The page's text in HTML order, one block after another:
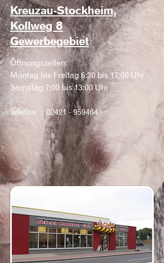
Kreuzau-Stockheim,
Kollweg 8
Gewerbegebiet
Öffnungszeiten:
Montag bis Freitag 6:30 bis 17:00 Uhr
Samstag 7:00 bis 13:00 Uhr
Telefon :02421 - 959464